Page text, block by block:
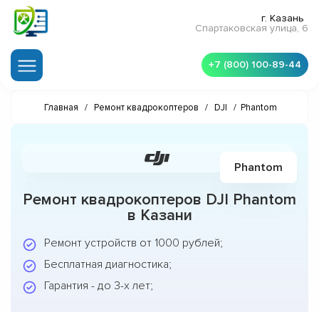
г. Казань
Спартаковская улица, 6
+7 (800) 100-89-44
Главная / Ремонт квадрокоптеров / DJI / Phantom
Ремонт квадрокоптеров DJI Phantom
в Казани
Ремонт устройств от 1000 рублей;
Бесплатная диагностика;
Гарантия - до 3-х лет;
Phantom